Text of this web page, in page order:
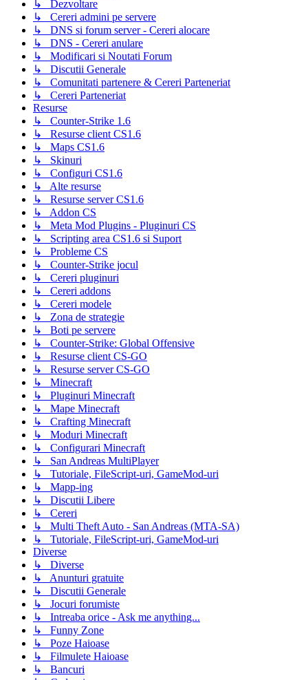
↳ Dezvoltare
↳ Cereri admini pe servere
↳ DNS si forum server - Cereri alocare
↳ DNS - Cereri anulare
↳ Modificari si Noutati Forum
↳ Discutii Generale
↳ Comunitati partenere & Cereri Parteneriat
↳ Cereri Parteneriat
Resurse
↳ Counter-Strike 1.6
↳ Resurse client CS1.6
↳ Maps CS1.6
↳ Skinuri
↳ Configuri CS1.6
↳ Alte resurse
↳ Resurse server CS1.6
↳ Addon CS
↳ Meta Mod Plugins - Pluginuri CS
↳ Scripting area CS1.6 si Suport
↳ Probleme CS
↳ Counter-Strike jocul
↳ Cereri pluginuri
↳ Cereri addons
↳ Cereri modele
↳ Zona de strategie
↳ Boti pe servere
↳ Counter-Strike: Global Offensive
↳ Resurse client CS-GO
↳ Resurse server CS-GO
↳ Minecraft
↳ Pluginuri Minecraft
↳ Mape Minecraft
↳ Crafting Minecraft
↳ Moduri Minecraft
↳ Configurari Minecraft
↳ San Andreas MultiPlayer
↳ Tutoriale, FileScript-uri, GameMod-uri
↳ Mapp-ing
↳ Discutii Libere
↳ Cereri
↳ Multi Theft Auto - San Andreas (MTA-SA)
↳ Tutoriale, FileScript-uri, GameMod-uri
Diverse
↳ Diverse
↳ Anunturi gratuite
↳ Discutii Generale
↳ Jocuri forumiste
↳ Intreaba orice - Ask me anything...
↳ Funny Zone
↳ Poze Haioase
↳ Filmulete Haioase
↳ Bancuri